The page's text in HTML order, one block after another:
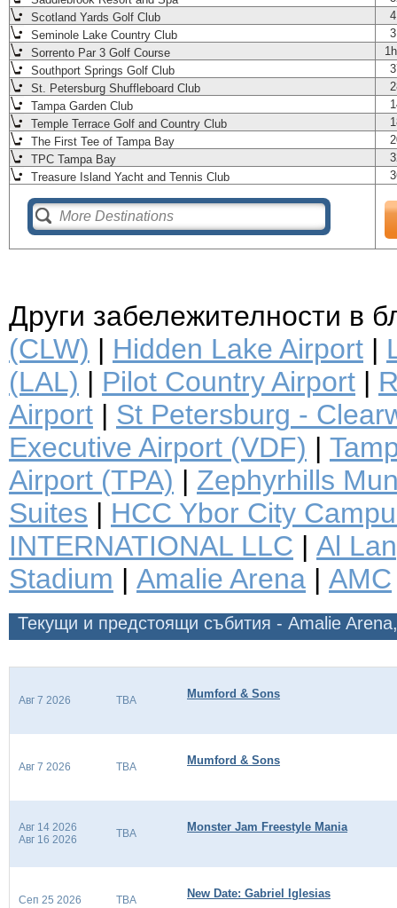
Scotland Yards Golf Club
Seminole Lake Country Club
Sorrento Par 3 Golf Course
Southport Springs Golf Club
St. Petersburg Shuffleboard Club
Tampa Garden Club
Temple Terrace Golf and Country Club
The First Tee of Tampa Bay
TPC Tampa Bay
Treasure Island Yacht and Tennis Club
Други забележителности в
(CLW) | Hidden Lake Airport |
(LAL) | Pilot Country Airport |
Airport | St Petersburg -
Executive Airport (VDF) |
Airport (TPA) | Zephyrhills
Suites | HCC Ybor City
INTERNATIONAL LLC | Al
Stadium | Amalie Arena | AMC
Текущи и предстоящи събития - Amalie
Авг 7 2026 TBA Mumford & Sons
Авг 7 2026 TBA Mumford & Sons
Авг 14 2026
Авг 16 2026
TBA Monster Jam Freestyle Mania
Сеп 25 2026 TBA New Date: Gabriel Iglesias